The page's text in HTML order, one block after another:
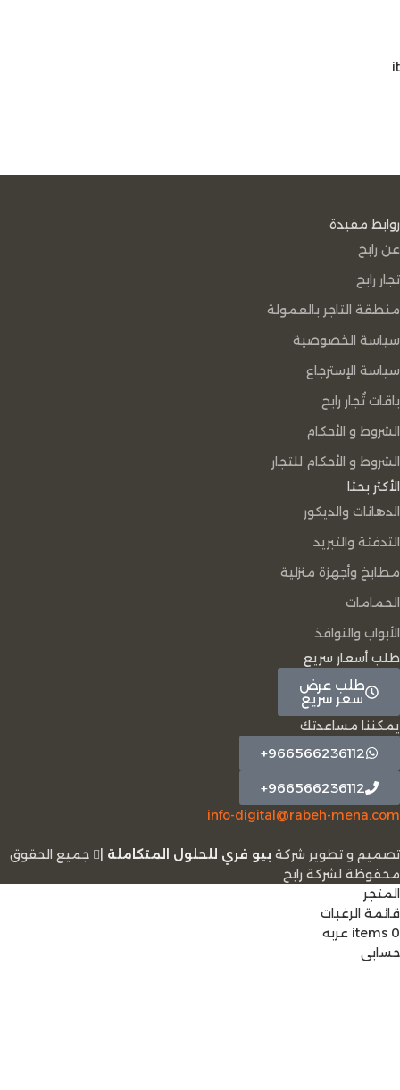
it
روابط مفيدة
عن رابح
تجار رابح
منطقة التاجر بالعمولة
سياسة الخصوصية
سياسة الإسترجاع
باقات تُجار رابح
الشروط و الأحكام
الشروط و الأحكام للتجار
الأكثر بحثا
الدهانات والديكور
التدفئة والتبريد
مطابخ وأجهزة منزلية
الحمامات
الأبواب والنوافذ
طلب أسعار سريع
طلب عرض
سعر سريع
يمكننا مساعدتك
966566236112+
966566236112+
info-digital@rabeh-mena.com
تصميم و تطوير شركة بيو فري للحلول المتكاملة
ﺟﻤﻴﻊ اﻟﺤﻘﻮق
ﻣﺤﻔﻮﻇﺔ لشرﻛﺔ رابح
المتجر
قائمة الرغبات
0
items عربه
حسابي